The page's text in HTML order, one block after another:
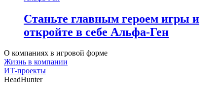
Станьте главным героем игры и
откройте в себе Альфа-Ген
О компаниях в игровой форме
Жизнь в компании
ИТ-проекты
HeadHunter